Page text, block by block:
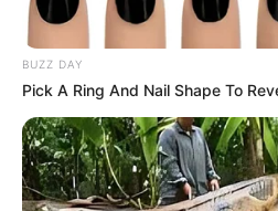
Informationen unter:
Beginn: 07.11.2026 11:00
Ende: 07.11.2026 16:00
Weitere Informationen:
er
BUZZ DAY
Pick A Ring And Nail Shape To